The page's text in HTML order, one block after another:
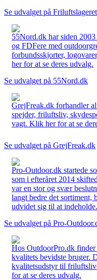
Se udvalget på
55Nord.dk har siden
og FDFere med
forbundsskjorter,
her for at se deres udvalg.
Se udvalget på 55Nord.dk
GrejFreak.dk forhandler
spejder, friluftsliv,
vagt. Klik her for at se
Se udvalget på GrejFreak.dk
Pro-Outdoor.dk startede
som i efteråret 2014
var en stor og svær
langt bedre det sortiment,
udvidet sig til at
Se udvalget på Pro-
Hos OutdoorPro.dk
kvalitets bevidste bruger.
kvalitetsudstyr til
for at se deres udvalg.